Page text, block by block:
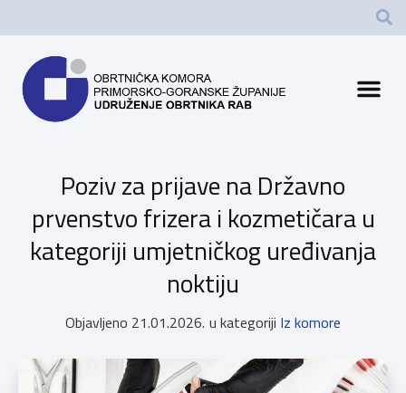
Poziv za prijave na Državno
prvenstvo frizera i kozmetičara u
kategoriji umjetničkog uređivanja
noktiju
Objavljeno 21.01.2026. u kategoriji Iz komore